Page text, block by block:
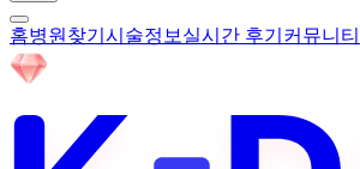
홈병원찾기 시술정보 실시간 후기 커뮤니티